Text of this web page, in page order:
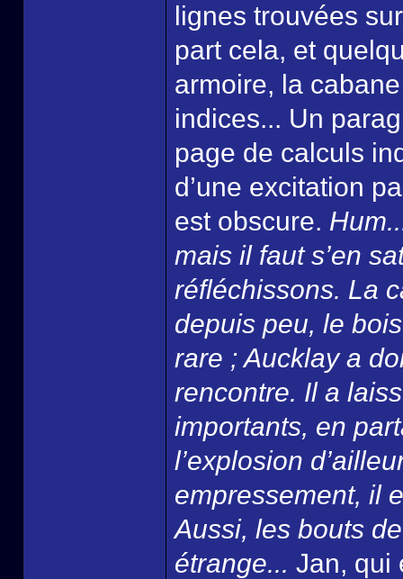
lignes trouvées
part cela, et
armoire, la
indices... Un
page de calculs
d’une excitation
est obscure.
mais il faut s’en
réfléchissons. La
depuis peu, le
rare ; Aucklay a
rencontre. Il a
importants, en
l’explosion
empressement, il
Aussi, les bouts
étrange... Jan, qui